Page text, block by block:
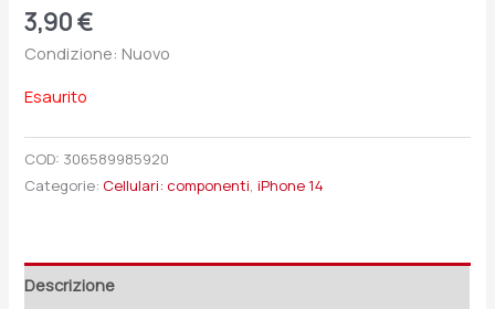
3,90€
Condizione: Nuovo
Esaurito
COD: 306589985920
Categorie: Cellulari: componenti,iPhone 14
Descrizione